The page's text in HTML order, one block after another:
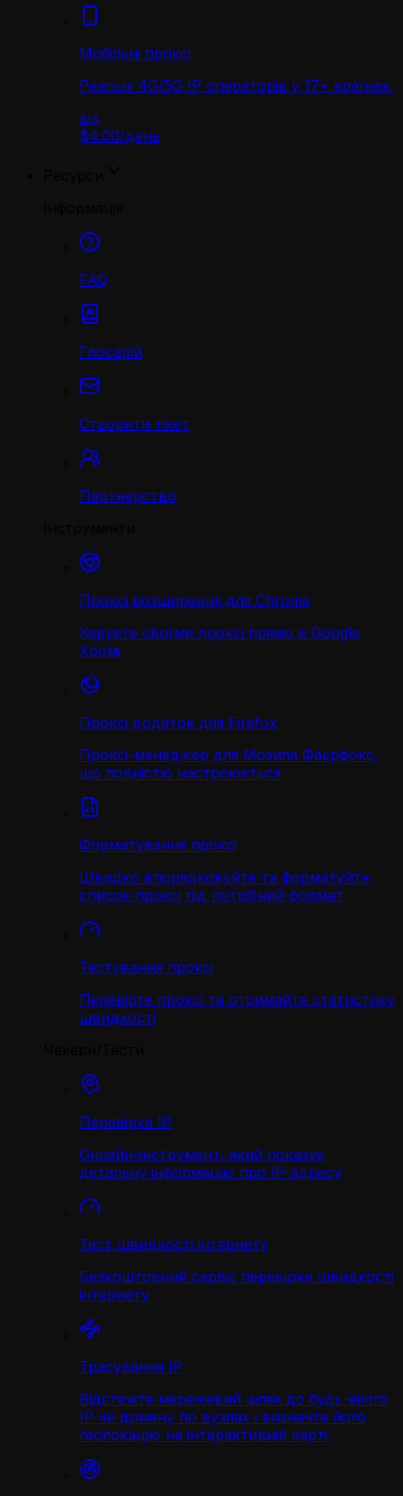
Мобільні проксі
Реальні 4G/5G IP операторів у 17+ країнах.
від
$4.00/день
FAQ
Глосарій
Створити тікет
Партнерство
Проксі розширення для Chrome
Керуєте своїми проксі прямо в Google
Хромі
Проксі додаток для Firefox
Проксі-менеджер для Мозила Фаєрфокс,
що повністю настроюється
Форматування проксі
Швидко впорядковуйте та форматуйте
список проксі під потрібний формат
Тестування проксі
Перевірте проксі та отримайте статистику
швидкості
Перевірка IP
Онлайн-інструмент, який показує
детальну інформацію про IP-адресу
Тест швидкості інтернету
Безкоштовний сервіс перевірки швидкості
інтернету
Трасування IP
Відстежте мережевий шлях до будь-якого
IP чи домену по вузлах і визначте його
геолокацію на інтерактивній карті.